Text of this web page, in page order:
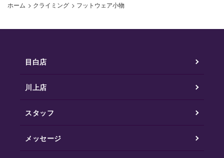
ホーム > クライミング > フットウェア小物
目白店
川上店
スタッフ
メッセージ